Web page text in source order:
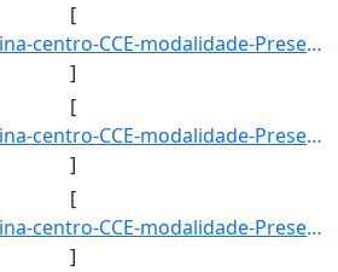
[
462: municipio-Teresina-centro-CCE-modalidade-Presencial-convenio--selecao-PROCESSO_DE_HABILIDADE_ESPECIF]
]
[
463: municipio-Teresina-centro-CCE-modalidade-Presencial-convenio--selecao-SISU_COTA-cota-AA-1-sexo-M-uf-]
]
[
464: municipio-Teresina-centro-CCE-modalidade-Presencial-convenio--selecao-PROCESSO_DE_HABILIDADE_ESPECIF]
]